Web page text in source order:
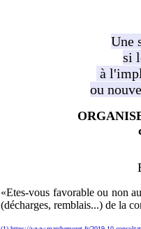
Une
si
à
ou
«Etes-vous favorable ou non
(décharges, remblais...) de la